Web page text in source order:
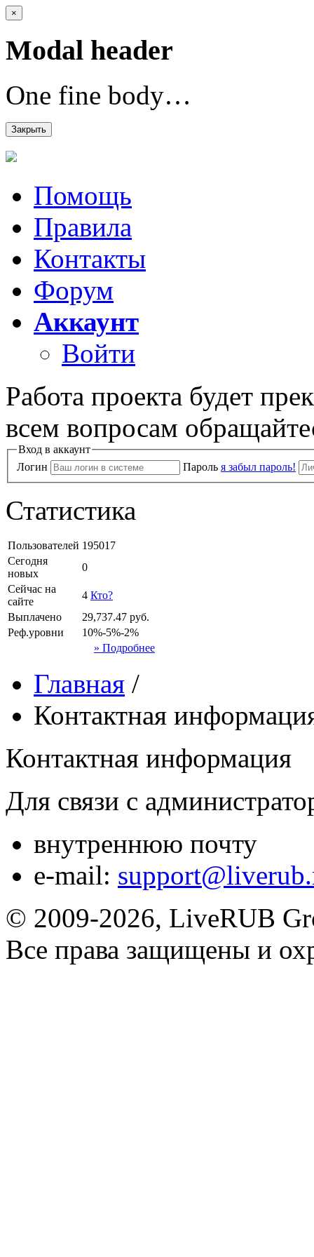
×
Modal header
One fine body…
Закрыть
Помощь
Правила
Контакты
Форум
Аккаунт
Войти
Работа проекта будет
всем вопросам
Вход в аккаунт
Логин
Пароль я забыл пароль!
Статистика
Пользователей 195017
Сегодня
новых
0
Сейчас на
сайте
4 Кто?
Выплачено
29,737.47 руб.
Реф.уровни
10%-5%-2%
» Подробнее
Главная /
Контактная
Контактная информация
Для связи с
внутреннюю почту
e-mail:
© 2009-2026, LiveRUB
Все права защищены и